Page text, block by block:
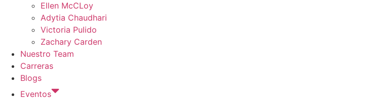
Ellen McCLoy
Adytia Chaudhari
Victoria Pulido
Zachary Carden
Nuestro Team
Carreras
Blogs
Eventos